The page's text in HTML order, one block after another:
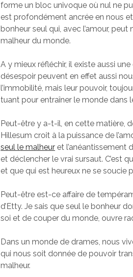
forme un bloc univoque où nul ne
est profondément ancrée en nous
bonheur seul qui, avec l’amour,
malheur du monde.
A y mieux réfléchir, il existe aussi
désespoir peuvent en effet aussi
l’immobilité, mais leur pouvoir,
tuant pour entraîner le monde dans
Peut-être y a-t-il, en cette matière,
Hillesum croit à la puissance de
seul le malheur et l’anéantissement
et déclencher le vrai sursaut. C’est
et que qui est heureux ne se soucie
Peut-être est-ce affaire de
d’Etty. Je sais que seul le bonheur
soi et de couper du monde, ouvre
Dans un monde de drames, nous
qui nous soit donnée de pouvoir
malheur.